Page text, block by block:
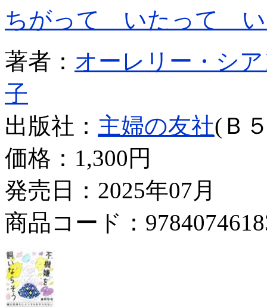
ちがって いたって い
著者： オーレリー・シ
子
出版社： 主婦の友社(Ｂ
価格： 1,300円
発売日：2025年07月
商品コード：